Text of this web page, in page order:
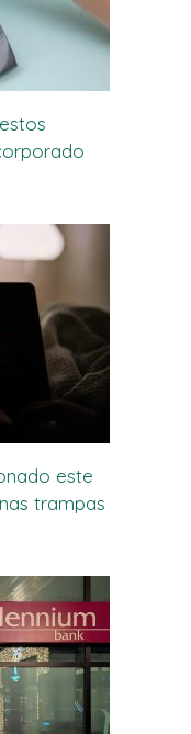
este
trampas